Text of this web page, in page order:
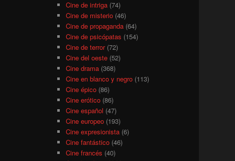
Cine de intriga(74)
Cine de misterio(46)
Cine de propaganda(64)
Cine de psicópatas (154)
Cine de terror(72)
Cine del oeste(52)
Cine drama(368)
Cine en blanco y negro(113)
Cine épico(86)
Cine erótico(86)
Cine español (47)
Cine europeo(193)
Cine expresionista(6)
Cine fantástico(46)
Cine francés (40)